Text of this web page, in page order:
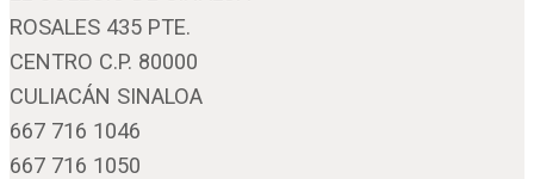
ROSALES 435 PTE.
CENTRO C.P. 80000
CULIACÁN SINALOA
667 716 1046
667 716 1050